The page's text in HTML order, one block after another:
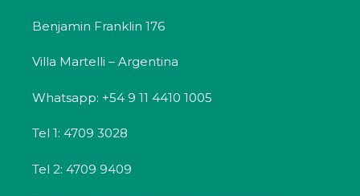
Benjamin Franklin 176
Villa Martelli – Argentina
Whatsapp: +54 9 11 4410 1005
Tel 1: 4709 3028
Tel 2: 4709 9409